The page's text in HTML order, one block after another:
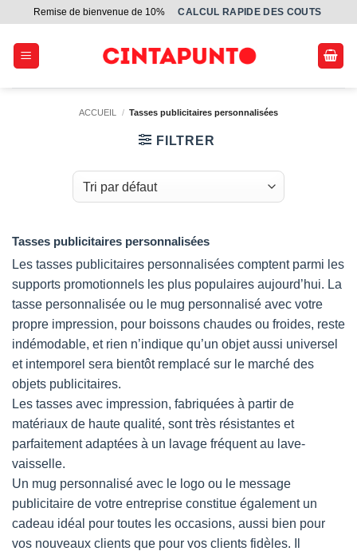
Passer
contenu
Remise de bienvenue de 10% СALCUL RAPIDE DES COUTS
ACCUEIL / Tasses publicitaires personnalisées
FILTRER
Tasses publicitaires personnalisées
Les tasses publicitaires personnalisées comptent parmi les
supports promotionnels les plus populaires aujourd’hui. La
tasse personnalisée ou le mug personnalisé avec votre
propre impression, pour boissons chaudes ou froides, reste
indémodable, et rien n’indique qu’un objet aussi universel
et intemporel sera bientôt remplacé sur le marché des
objets publicitaires.
Les tasses avec impression, fabriquées à partir de
matériaux de haute qualité, sont très résistantes et
parfaitement adaptées à un lavage fréquent au lave-
vaisselle.
Un mug personnalisé avec le logo ou le message
publicitaire de votre entreprise constitue également un
cadeau idéal pour toutes les occasions, aussi bien pour
vos nouveaux clients que pour vos clients fidèles. Il